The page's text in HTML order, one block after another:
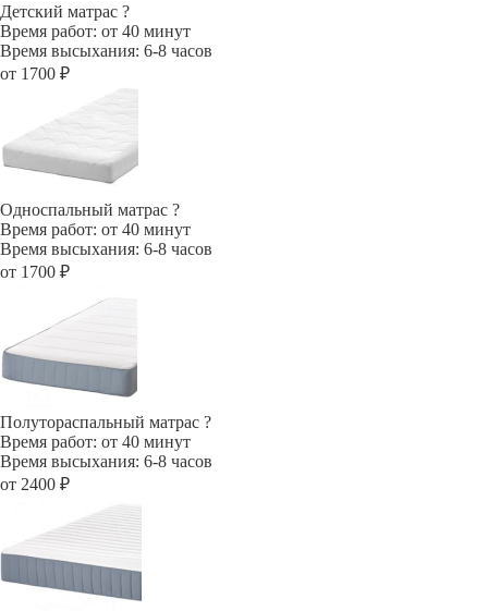
Детский матрас ?
Время работ: от 40 минут
Время высыхания: 6-8 часов
от 1700 ₽
Односпальный матрас ?
Время работ: от 40 минут
Время высыхания: 6-8 часов
от 1700 ₽
Полутораспальный матрас ?
Время работ: от 40 минут
Время высыхания: 6-8 часов
от 2400 ₽